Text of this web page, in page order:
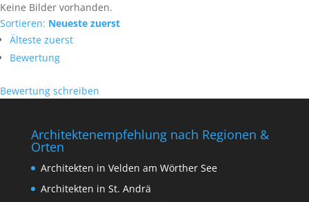
Keine Bilder vorhanden.
Sortieren: Neueste zuerst
Älteste zuerst
Bewertung
Bewertung schreiben
Architektenempfehlung nach Regionen &
Orten
Architekten in Velden am Wörther See
Architekten in St. Andrä